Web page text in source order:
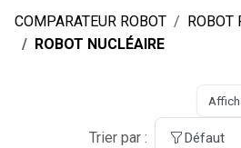
COMPARATEUR ROBOT
ROBOT
ROBOT NUCLÉAIRE
Trier par : Défaut